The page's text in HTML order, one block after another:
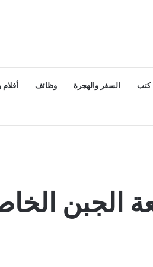
كتب السفر والهجرة وظائف
الجبن